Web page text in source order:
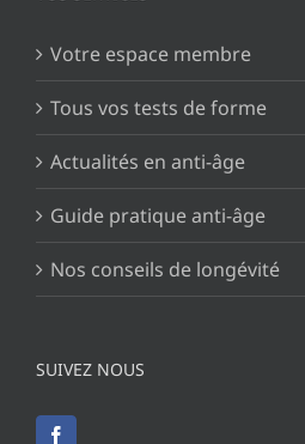
Votre espace membre
Tous vos tests de forme
Actualités en anti-âge
Guide pratique anti-âge
Nos conseils de longévité
SUIVEZ NOUS